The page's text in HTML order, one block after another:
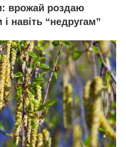
врожай роздаю
навіть “недругам”